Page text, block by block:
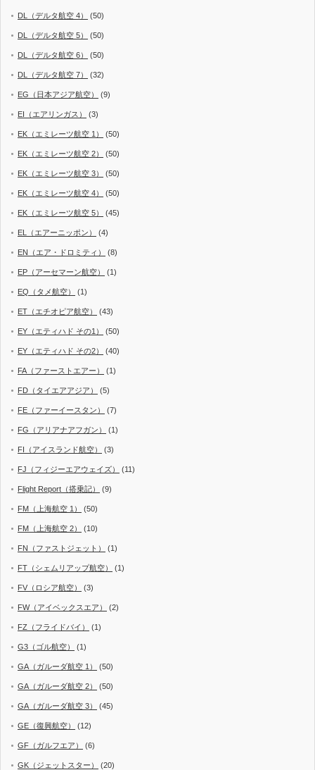
DL（デルタ航空 4） (50)
DL（デルタ航空 5） (50)
DL（デルタ航空 6） (50)
DL（デルタ航空 7） (32)
EG（日本アジア航空） (9)
EI（エアリンガス） (3)
EK（エミレーツ航空 1） (50)
EK（エミレーツ航空 2） (50)
EK（エミレーツ航空 3） (50)
EK（エミレーツ航空 4） (50)
EK（エミレーツ航空 5） (45)
EL（エアーニッポン） (4)
EN（エア・ドロミティ） (8)
EP（アーセマーン航空） (1)
EQ（タメ航空） (1)
ET（エチオピア航空） (43)
EY（エティハド その1） (50)
EY（エティハド その2） (40)
FA（ファーストエアー） (1)
FD（タイエアアジア） (5)
FE（ファーイースタン） (7)
FG（アリアナアフガン） (1)
FI（アイスランド航空） (3)
FJ（フィジーエアウェイズ） (11)
Flight Report（搭乗記） (9)
FM（上海航空 1） (50)
FM（上海航空 2） (10)
FN（ファストジェット） (1)
FT（シェムリアップ航空） (1)
FV（ロシア航空） (3)
FW（アイベックスエア） (2)
FZ（フライドバイ） (1)
G3（ゴル航空） (1)
GA（ガルーダ航空 1） (50)
GA（ガルーダ航空 2） (50)
GA（ガルーダ航空 3） (45)
GE（復興航空） (12)
GF（ガルフエア） (6)
GK（ジェットスター） (20)